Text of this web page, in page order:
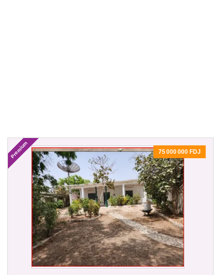
Premium 75 000 000 FDJ